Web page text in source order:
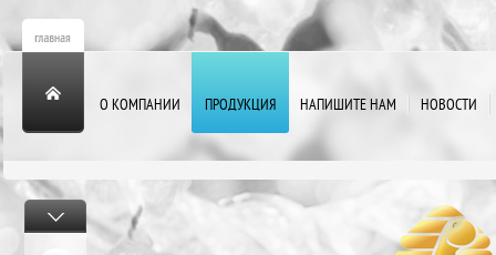
О КОМПАНИИ ПРОДУКЦИЯ НАПИШИТЕ НАМ НОВОСТИ